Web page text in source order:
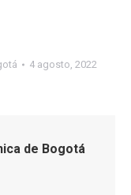
4 agosto, 2022
de Bogotá